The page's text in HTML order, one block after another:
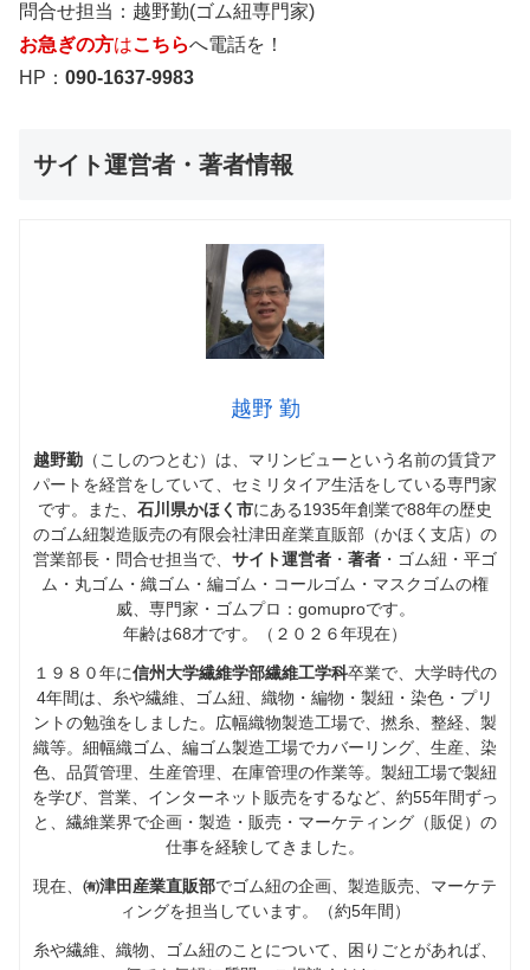
問合せ担当：越野勤(ゴム紐専門家)
お急ぎの方はこちらへ電話を！
HP： 090-1637-9983
サイト運営者・著者情報
越野 勤
越野勤 （こしのつとむ）は、マリンビューという名前の賃貸ア
パートを経営をしていて、セミリタイア生活をしている専門家
です。また、 石川県かほく市にある1935年創業で88年の歴史
のゴム紐製造販売の有限会社津田産業直販部（かほく支店）の
営業部長・問合せ担当で、 サイト運営者 ・ 著者 ・ゴム紐・平ゴ
ム・丸ゴム・織ゴム・編ゴム・コールゴム・マスクゴムの権
威、専門家・ゴムプロ：gomuproです。
年齢は68才です。（２０２６年現在）
１９８０年に信州大学繊維学部繊維工学科卒業で、大学時代の
4年間は、糸や繊維、ゴム紐、織物・編物・製紐・染色・プリ
ントの勉強をしました。広幅織物製造工場で、撚糸、整経、製
織等。細幅織ゴム、編ゴム製造工場でカバーリング、生産、染
色、品質管理、生産管理、在庫管理の作業等。製紐工場で製紐
を学び、営業、インターネット販売をするなど、約55年間ずっ
と、繊維業界で企画・製造・販売・マーケティング（販促）の
仕事を経験してきました。
現在、 ㈲津田産業直販部でゴム紐の企画、製造販売、マーケテ
ィングを担当しています。（約5年間）
糸や繊維、織物、ゴム紐のことについて、困りごとがあれば、